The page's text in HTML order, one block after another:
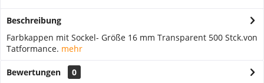
Beschreibung
Farbkappen mit Sockel- Größe 16 mm Transparent 500 Stck.von
Tatformance. mehr
Bewertungen
0